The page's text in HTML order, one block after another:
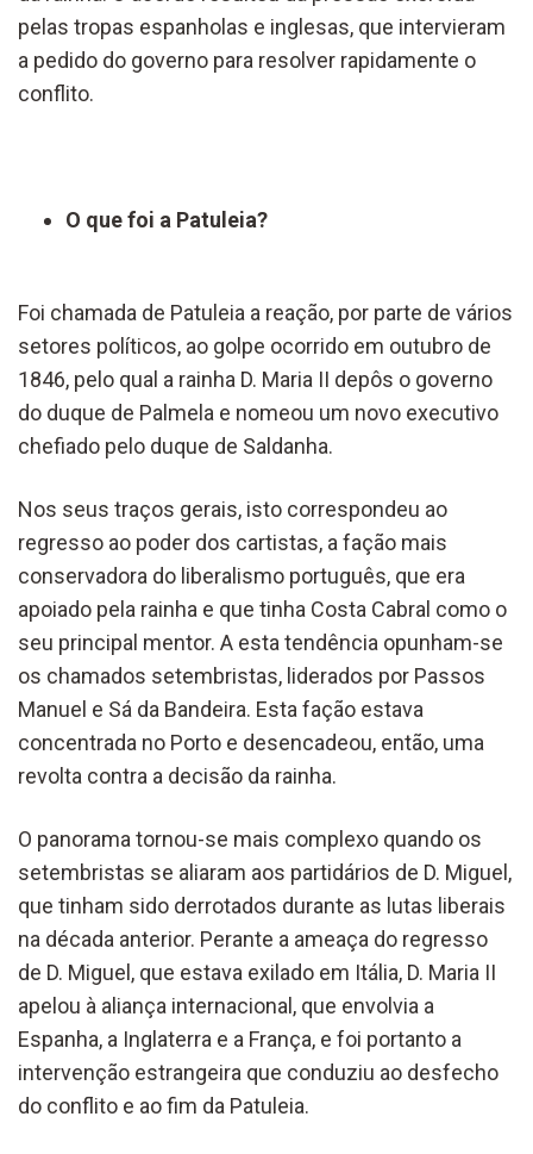
pelas tropas espanholas e inglesas, que intervieram
a pedido do governo para resolver rapidamente o
conflito.
O que foi a Patuleia?
Foi chamada de Patuleia a reação, por parte de vários
setores políticos, ao golpe ocorrido em outubro de
1846, pelo qual a rainha D. Maria II depôs o governo
do duque de Palmela e nomeou um novo executivo
chefiado pelo duque de Saldanha.
Nos seus traços gerais, isto correspondeu ao
regresso ao poder dos cartistas, a fação mais
conservadora do liberalismo português, que era
apoiado pela rainha e que tinha Costa Cabral como o
seu principal mentor. A esta tendência opunham-se
os chamados setembristas, liderados por Passos
Manuel e Sá da Bandeira. Esta fação estava
concentrada no Porto e desencadeou, então, uma
revolta contra a decisão da rainha.
O panorama tornou-se mais complexo quando os
setembristas se aliaram aos partidários de D. Miguel,
que tinham sido derrotados durante as lutas liberais
na década anterior. Perante a ameaça do regresso
de D. Miguel, que estava exilado em Itália, D. Maria II
apelou à aliança internacional, que envolvia a
Espanha, a Inglaterra e a França, e foi portanto a
intervenção estrangeira que conduziu ao desfecho
do conflito e ao fim da Patuleia.